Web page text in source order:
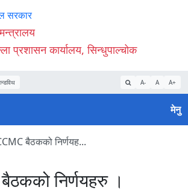
सरकार
प्रशासन कार्यालय, सिन्धुपाल्चोक
A- A A+
मेनु
बैठकको निर्णयह...
निर्णयहरु ।